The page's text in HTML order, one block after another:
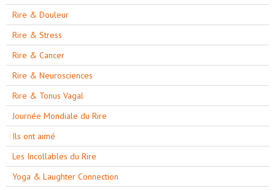
Rire & Douleur
Rire & Stress
Rire & Cancer
Rire & Neurosciences
Rire & Tonus Vagal
Journée Mondiale du Rire
Ils ont aimé
Les Incollables du Rire
Yoga & Laughter Connection